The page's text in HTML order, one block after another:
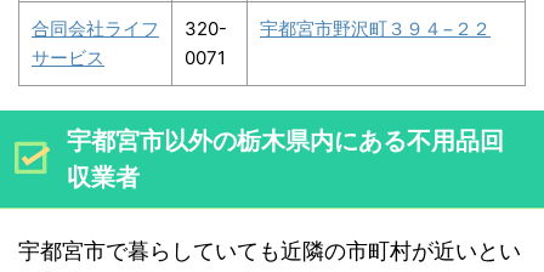
合同会社ライフ
サービス
320-
0071
宇都宮市野沢町３９４−２２
宇都宮市以外の栃木県内にある不用品回
収業者
宇都宮市で暮らしていても近隣の市町村が近いとい